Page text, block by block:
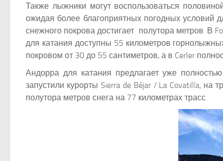
Также лыжники могут воспользоваться
ожидая более благоприятных погодных условий
снежного покрова достигает полутора метров. В
для катания доступны 55 километров
покровом от 30 до 55 сантиметров, а в Cerler
Андорра для катания предлагает уже
запустили курорты Sierra de Béjar / La Covatilla,
полутора метров снега на 77 километрах трасс.